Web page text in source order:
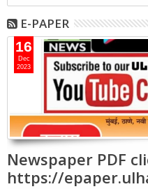
E-PAPER
16
Dec
2023
Newspaper PDF
https://